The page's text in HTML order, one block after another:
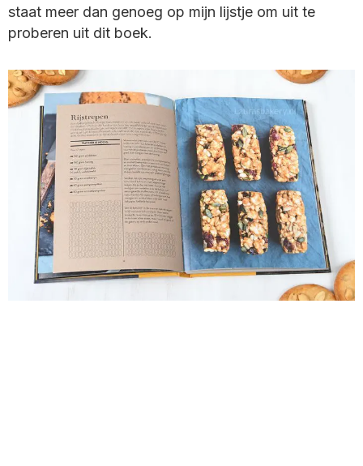
staat meer dan genoeg op mijn lijstje om uit te
proberen uit dit boek.